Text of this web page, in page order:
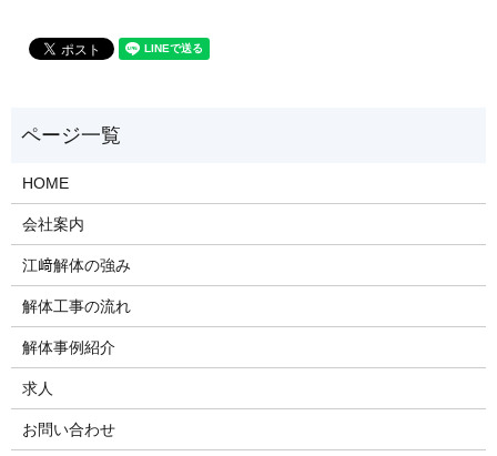
HOME
会社案内
江﨑解体の強み
解体工事の流れ
解体事例紹介
求人
お問い合わせ